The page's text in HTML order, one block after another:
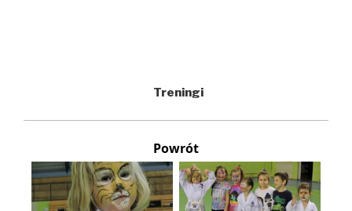
Treningi
Powrót